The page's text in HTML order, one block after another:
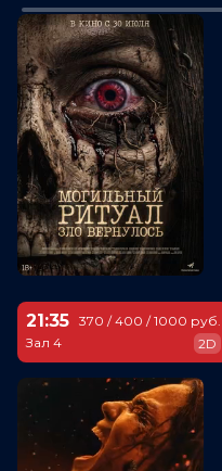
21:35
Зал 4
370 / 400 / 1000 руб.
2D